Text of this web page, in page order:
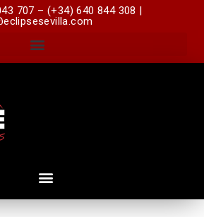
707 – (+34) 640 844 308 |